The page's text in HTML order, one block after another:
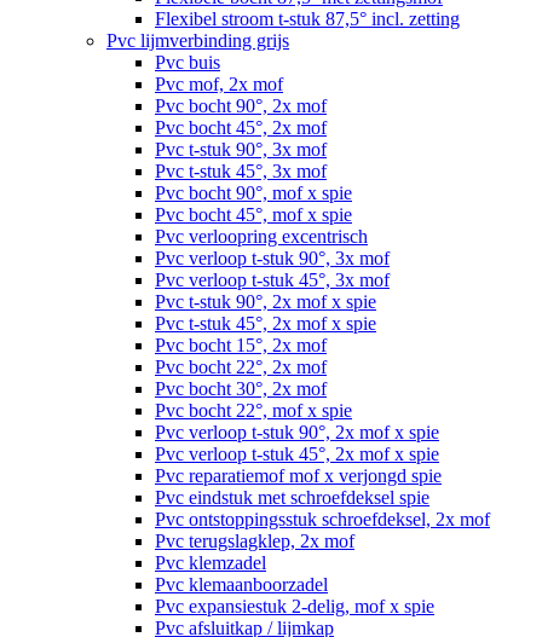
Flexibel stroom t-stuk 87,5° incl. zetting
Pvc lijmverbinding grijs
Pvc buis
Pvc mof, 2x mof
Pvc bocht 90°, 2x mof
Pvc bocht 45°, 2x mof
Pvc t-stuk 90°, 3x mof
Pvc t-stuk 45°, 3x mof
Pvc bocht 90°, mof x spie
Pvc bocht 45°, mof x spie
Pvc verloopring excentrisch
Pvc verloop t-stuk 90°, 3x mof
Pvc verloop t-stuk 45°, 3x mof
Pvc t-stuk 90°, 2x mof x spie
Pvc t-stuk 45°, 2x mof x spie
Pvc bocht 15°, 2x mof
Pvc bocht 22°, 2x mof
Pvc bocht 30°, 2x mof
Pvc bocht 22°, mof x spie
Pvc verloop t-stuk 90°, 2x mof x spie
Pvc verloop t-stuk 45°, 2x mof x spie
Pvc reparatiemof mof x verjongd spie
Pvc eindstuk met schroefdeksel spie
Pvc ontstoppingsstuk schroefdeksel, 2x mof
Pvc terugslagklep, 2x mof
Pvc klemzadel
Pvc klemaanboorzadel
Pvc expansiestuk 2-delig, mof x spie
Pvc afsluitkap / lijmkap